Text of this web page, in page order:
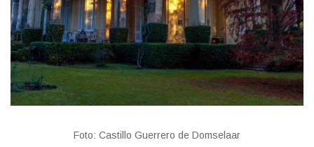
Foto: Castillo Guerrero de Domselaar